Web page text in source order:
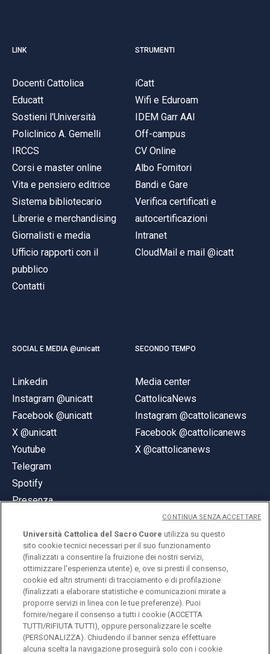
LINK
Docenti Cattolica
Educatt
Sostieni l'Università
Policlinico A. Gemelli
IRCCS
Corsi e master online
Vita e pensiero editrice
Sistema bibliotecario
Librerie e merchandising
Giornalisti e media
Ufficio rapporti con il
pubblico
Contatti
STRUMENTI
iCatt
Wifi e Eduroam
IDEM Garr AAI
Off-campus
CV Online
Albo Fornitori
Bandi e Gare
Verifica certificati e
autocertificazioni
Intranet
CloudMail e mail @icatt
SOCIAL E MEDIA @unicatt
Linkedin
Instagram @unicatt
Facebook @unicatt
X @unicatt
Youtube
Telegram
Spotify
Presenza
SECONDO TEMPO
Media center
CattolicaNews
Instagram @cattolicanews
Facebook @cattolicanews
X @cattolicanews
© Università Cattolica del Sacro Cuore
Largo A. Gemelli 1, 20123 Milano
PI 02133120150
Università Cattolica del Sacro Cuore utilizza su questo
sito cookie tecnici necessari per il suo funzionamento
(finalizzati a consentire la fruizione dei nostri servizi,
ottimizzare l'esperienza utente) e, ove si presti il consenso,
cookie ed altri strumenti di tracciamento e di profilazione
(finalizzati a elaborare statistiche e comunicazioni mirate a
proporre servizi in linea con le tue preferenze). Puoi
fornire/negare il consenso a tutti i cookie (ACCETTA
TUTTI/RIFIUTA TUTTI), oppure personalizzare le scelte
(PERSONALIZZA). Chiudendo il banner senza effettuare
alcuna scelta la navigazione proseguirà solo con i cookie
CONTINUA SENZA ACCETTARE